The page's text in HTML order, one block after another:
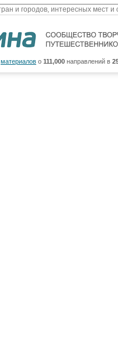
материалов о 111,000 направлений в